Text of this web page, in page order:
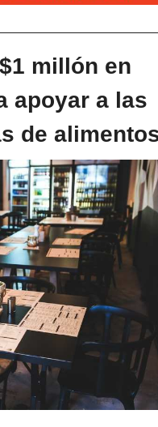
millón en
apoyar a las
de